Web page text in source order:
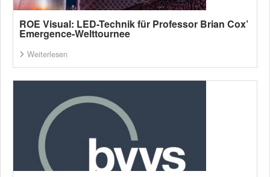
ROE Visual: LED-Technik für Professor Brian Cox’
Emergence-Welttournee
Weiterlesen